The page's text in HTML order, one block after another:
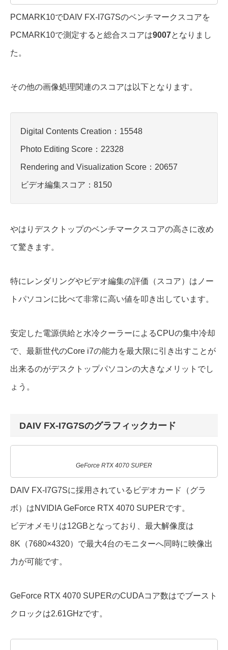
PCMARK10でDAIV FX-I7G7Sのベンチマークスコアを
PCMARK10で測定すると総合スコアは9007となりまし
た。
その他の画像処理関連のスコアは以下となります。
Digital Contents Creation：15548
Photo Editing Score：22328
Rendering and Visualization Score：20657
ビデオ編集スコア：8150
やはりデスクトップのベンチマークスコアの高さに改め
て驚きます。
特にレンダリングやビデオ編集の評価（スコア）はノー
トパソコンに比べて非常に高い値を叩き出しています。
安定した電源供給と水冷クーラーによるCPUの集中冷却
で、最新世代のCore i7の能力を最大限に引き出すことが
出来るのがデスクトップパソコンの大きなメリットでし
ょう。
DAIV FX-I7G7Sのグラフィックカード
GeForce RTX 4070 SUPER
DAIV FX-I7G7Sに採用されているビデオカード（グラ
ボ）はNVIDIA GeForce RTX 4070 SUPERです。
ビデオメモリは12GBとなっており、最大解像度は
8K（7680×4320）で最大4台のモニターへ同時に映像出
力が可能です。
GeForce RTX 4070 SUPERのCUDAコア数はでブースト
クロックは2.61GHzです。